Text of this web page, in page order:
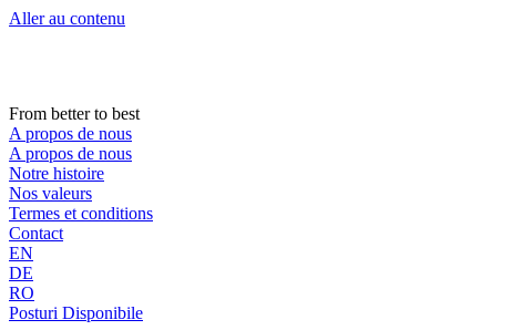
Aller au contenu
From better to best
A propos de nous
A propos de nous
Notre histoire
Nos valeurs
Termes et conditions
Contact
EN
DE
RO
Posturi Disponibile